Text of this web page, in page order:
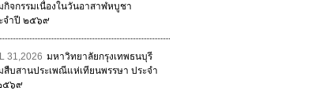
กิจกรรมเนื่องในวันอาสาฬหบูชา
จำปี ๒๕๖๙
31,2026 มหาวิทยาลัยกรุงเทพธนบุรี
สืบสานประเพณีแห่เทียนพรรษา ประจำ
๕๖๙